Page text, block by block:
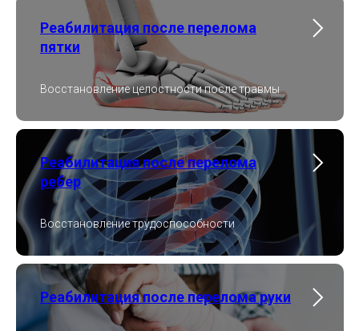
Реабилитация после перелома
пятки
Восстановление целостности после травмы
Реабилитация после перелома
ребер
Восстановление трудоспособности
Реабилитация после перелома руки